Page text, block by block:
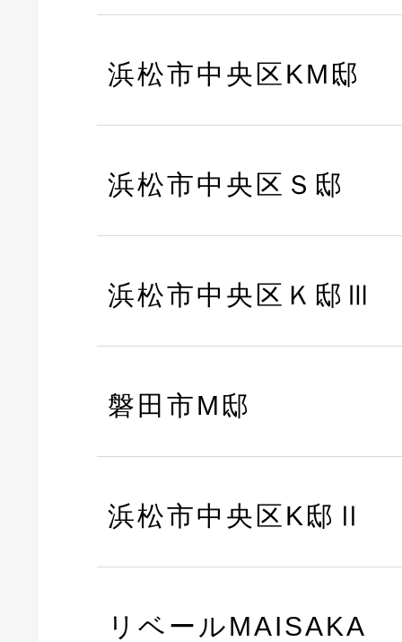
浜松市中央区KM邸
浜松市中央区Ｓ邸
浜松市中央区Ｋ邸Ⅲ
磐田市M邸
浜松市中央区K邸Ⅱ
リベールMAISAKA